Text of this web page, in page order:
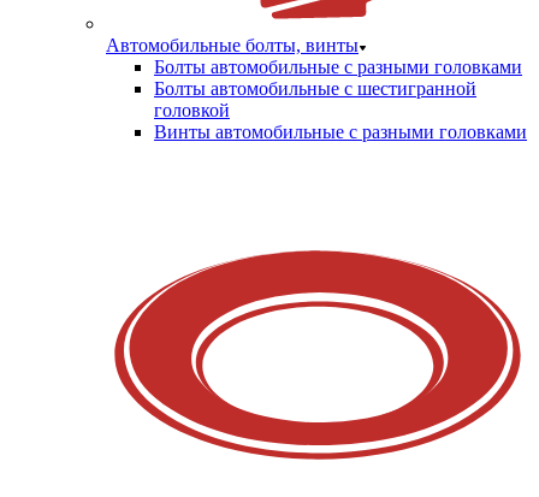
Автомобильные болты, винты
Болты автомобильные с разными головками
Болты автомобильные с шестигранной
головкой
Винты автомобильные с разными головками